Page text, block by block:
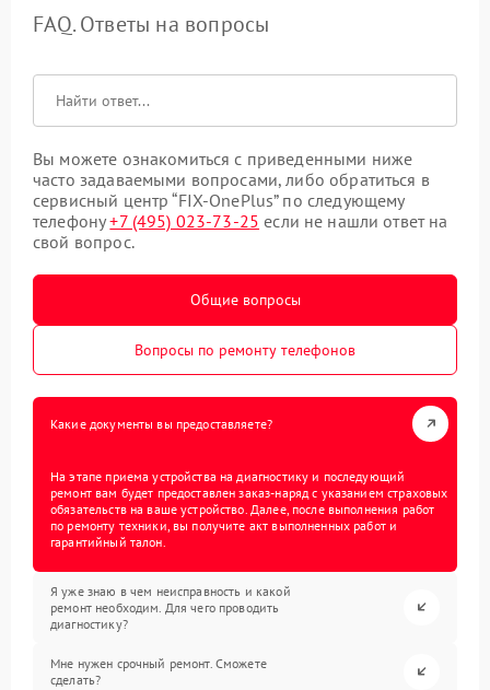
FAQ. Ответы на вопросы
Вы можете ознакомиться с приведенными ниже
часто задаваемыми вопросами, либо обратиться в
сервисный центр “FIX-OnePlus” по следующему
телефону+7 (495) 023-73-25 если не нашли ответ на
свой вопрос.
Общие вопросы
Вопросы по ремонту телефонов
Какие документы вы предоставляете?
На этапе приема устройства на диагностику и последующий
ремонт вам будет предоставлен заказ-наряд с указанием страховых
обязательств на ваше устройство. Далее, после выполнения работ
по ремонту техники, вы получите акт выполненных работ и
гарантийный талон.
Я уже знаю в чем неисправность и какой
ремонт необходим. Для чего проводить
диагностику?
Мне нужен срочный ремонт. Сможете
сделать?